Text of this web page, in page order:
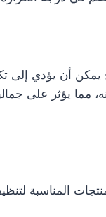
أن يؤدي إلى
مما يؤثر على
المناسبة